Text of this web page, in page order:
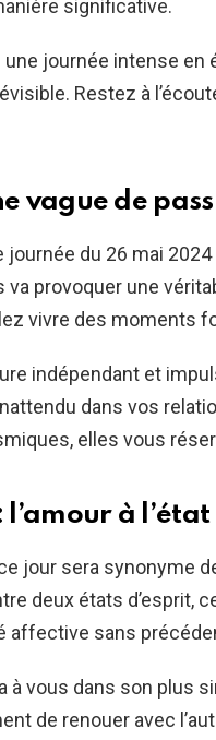
significative.
journée intense en
Restez à
vague de
journée du 26 mai
provoquer une
vivre des moments
indépendant et
dans vos
elles vous
l’amour à
jour sera synonyme
deux états d’esprit,
affective sans
à vous dans son plus
de renouer avec